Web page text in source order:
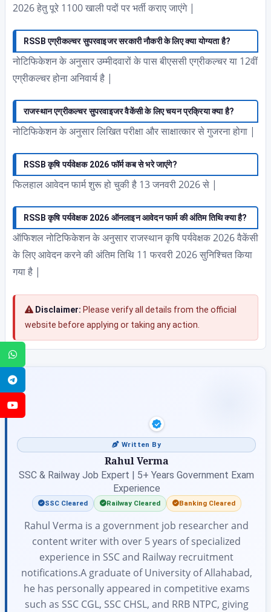
2026 हेतु पूरे 1100 खाली पदों पर भर्ती कराए जाएंगे |
RSSB एग्रीकल्चर सुपरवाइजर सरकारी नौकरी के लिए क्या योग्यता है?
नोटिफिकेशन के अनुसार उम्मीदवारों के पास बीएससी एग्रीकल्चर या 12वीं
एग्रीकल्चर होना अनिवार्य है |
राजस्थान एग्रीकल्चर सुपरवाइजर वैकेंसी के लिए चयन प्रक्रिया क्या है?
नोटिफिकेशन के अनुसार लिखित परीक्षा और साक्षात्कार से गुजरना होगा |
RSSB कृषि पर्यवेक्षक 2026 फॉर्म कब से भरे जाएंगे?
फिलहाल आवेदन फार्म शुरू हो चुकी है 13 जनवरी 2026 से |
RSSB कृषि पर्यवेक्षक 2026 ऑनलाइन आवेदन फार्म की अंतिम तिथि क्या है?
ऑफिशल नोटिफिकेशन के अनुसार राजस्थान कृषि पर्यवेक्षक 2026 वैकेंसी
के लिए आवेदन करने की अंतिम तिथि 11 फरवरी 2026 सुनिश्चित किया
गया है |
Disclaimer: Please verify all details from the official
website before applying or taking any action.
Written By
Rahul Verma
SSC & Railway Job Expert | 5+ Years Government Exam
Experience
SSC Cleared Railway Cleared Banking Cleared
Rahul Verma is a government job researcher and
content writer with over 5 years of specialized
experience in SSC and Railway recruitment
notifications.A graduate of University of Allahabad,
he has personally appeared in competitive exams
such as SSC CGL, SSC CHSL, and RRB NTPC, giving